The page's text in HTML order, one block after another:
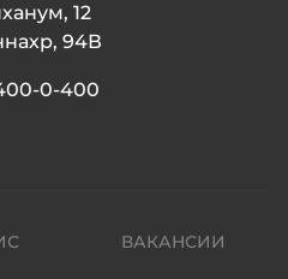
12
94В
0-400
ВАКАНСИИ